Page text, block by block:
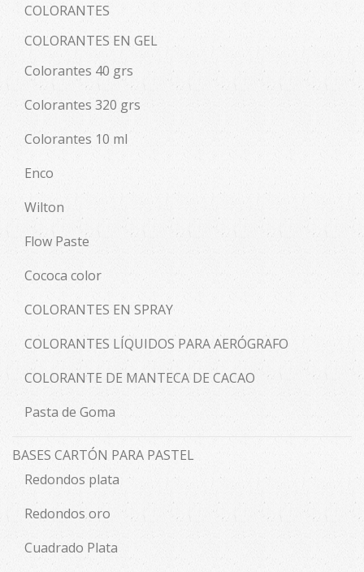
COLORANTES
COLORANTES EN GEL
Colorantes 40 grs
Colorantes 320 grs
Colorantes 10 ml
Enco
Wilton
Flow Paste
Cococa color
COLORANTES EN SPRAY
COLORANTES LÍQUIDOS PARA AERÓGRAFO
COLORANTE DE MANTECA DE CACAO
Pasta de Goma
BASES CARTÓN PARA PASTEL
Redondos plata
Redondos oro
Cuadrado Plata